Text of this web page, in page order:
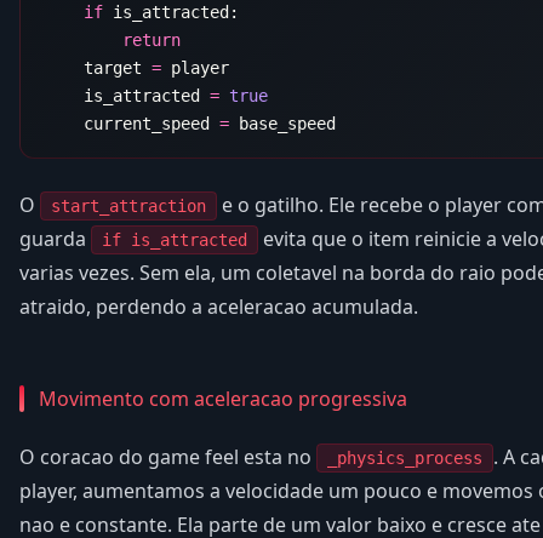
    if
    target
=
    is_attracted
=
    current_speed
=
O start_attraction
e o gatilho. Ele recebe o player
guarda
if is_attracted
evita que o item reinicie a
varias vezes. Sem ela, um coletavel na borda do raio
atraido, perdendo a aceleracao acumulada.
Movimento com aceleracao progressiva
O coracao do game feel esta no _physics_process
. A
player, aumentamos a velocidade um pouco e
nao e constante. Ela parte de um valor baixo e cresce